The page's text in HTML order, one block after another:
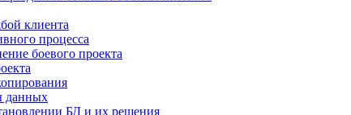
клиента
процесса
боевого проекта
данных
БД и их решения